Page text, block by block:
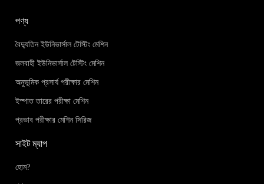
পণ্য
বৈদ্যুতিন ইউনিভার্সাল টেস্টিং মেশিন
জলবাহী ইউনিভার্সাল টেস্টিং মেশিন
অনুভূমিক প্রসার্য পরীক্ষার মেশিন
ইস্পাত তারের পরীক্ষা মেশিন
প্রভাব পরীক্ষার মেশিন সিরিজ
সাইট ম্যাপ
হোম?